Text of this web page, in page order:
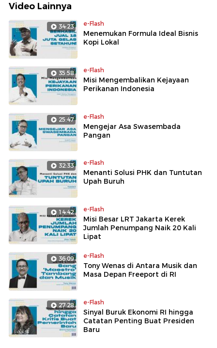
Video Lainnya
34:23 e-Flash
Menemukan Formula Ideal Bisnis
Kopi Lokal
35:58 e-Flash
Misi Mengembalikan Kejayaan
Perikanan Indonesia
25:47 e-Flash
Mengejar Asa Swasembada
Pangan
32:33 e-Flash
Menanti Solusi PHK dan Tuntutan
Upah Buruh
14:42 e-Flash
Misi Besar LRT Jakarta Kerek
Jumlah Penumpang Naik 20 Kali
Lipat
36:09 e-Flash
Tony Wenas di Antara Musik dan
Masa Depan Freeport di RI
27:28 e-Flash
Sinyal Buruk Ekonomi RI hingga
Catatan Penting Buat Presiden
Baru